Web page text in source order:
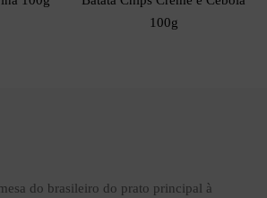
100g
do brasileiro do prato principal à